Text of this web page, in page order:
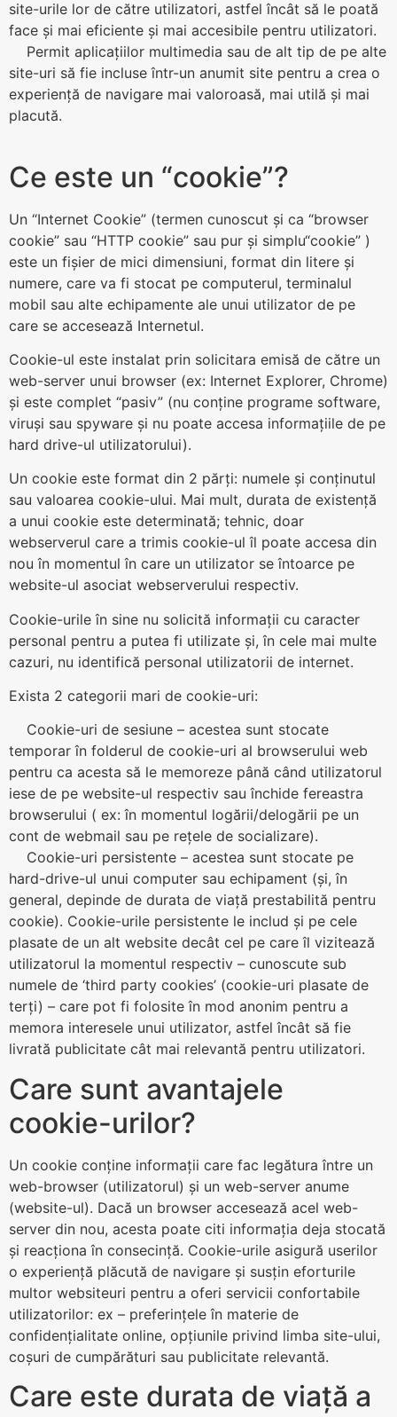
site-urile lor de către utilizatori, astfel încât să le poată
face și mai eficiente și mai accesibile pentru utilizatori.
Permit aplicațiilor multimedia sau de alt tip de pe alte
site-uri să fie incluse într-un anumit site pentru a crea o
experiență de navigare mai valoroasă, mai utilă și mai
placută.
Ce este un “cookie”?
Un “Internet Cookie” (termen cunoscut și ca “browser
cookie” sau “HTTP cookie” sau pur și simplu“cookie” )
este un fișier de mici dimensiuni, format din litere și
numere, care va fi stocat pe computerul, terminalul
mobil sau alte echipamente ale unui utilizator de pe
care se accesează Internetul.
Cookie-ul este instalat prin solicitara emisă de către un
web-server unui browser (ex: Internet Explorer, Chrome)
și este complet “pasiv” (nu conține programe software,
viruși sau spyware și nu poate accesa informațiile de pe
hard drive-ul utilizatorului).
Un cookie este format din 2 părți: numele și conținutul
sau valoarea cookie-ului. Mai mult, durata de existență
a unui cookie este determinată; tehnic, doar
webserverul care a trimis cookie-ul îl poate accesa din
nou în momentul în care un utilizator se întoarce pe
website-ul asociat webserverului respectiv.
Cookie-urile în sine nu solicită informații cu caracter
personal pentru a putea fi utilizate și, în cele mai multe
cazuri, nu identifică personal utilizatorii de internet.
Exista 2 categorii mari de cookie-uri:
Cookie-uri de sesiune – acestea sunt stocate
temporar în folderul de cookie-uri al browserului web
pentru ca acesta să le memoreze până când utilizatorul
iese de pe website-ul respectiv sau închide fereastra
browserului ( ex: în momentul logării/delogării pe un
cont de webmail sau pe rețele de socializare).
Cookie-uri persistente – acestea sunt stocate pe
hard-drive-ul unui computer sau echipament (și, în
general, depinde de durata de viață prestabilită pentru
cookie). Cookie-urile persistente le includ și pe cele
plasate de un alt website decât cel pe care îl vizitează
utilizatorul la momentul respectiv – cunoscute sub
numele de ‘third party cookies’ (cookie-uri plasate de
terți) – care pot fi folosite în mod anonim pentru a
memora interesele unui utilizator, astfel încât să fie
livrată publicitate cât mai relevantă pentru utilizatori.
Care sunt avantajele
cookie-urilor?
Un cookie conține informații care fac legătura între un
web-browser (utilizatorul) și un web-server anume
(website-ul). Dacă un browser accesează acel web-
server din nou, acesta poate citi informația deja stocată
și reacționa în consecință. Cookie-urile asigură userilor
o experiență plăcută de navigare și susțin eforturile
multor websiteuri pentru a oferi servicii confortabile
utilizatorilor: ex – preferințele în materie de
confidențialitate online, opțiunile privind limba site-ului,
coșuri de cumpărături sau publicitate relevantă.
Care este durata de viață a